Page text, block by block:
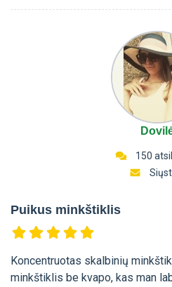
150
Puikus minkštiklis
Koncentruotas skalbinių
minkštiklis be kvapo, kas man